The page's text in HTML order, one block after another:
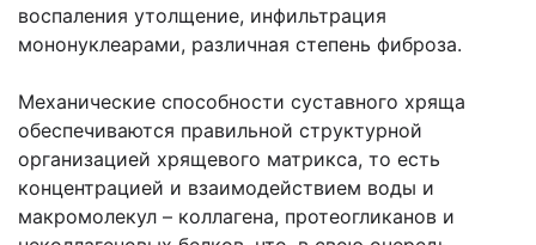
воспаления утолщение, инфильтрация
мононуклеарами, различная степень фиброза.
Механические способности суставного хряща
обеспечиваются правильной структурной
организацией хрящевого матрикса, то есть
концентрацией и взаимодействием воды и
макромолекул – коллагена, протеогликанов и